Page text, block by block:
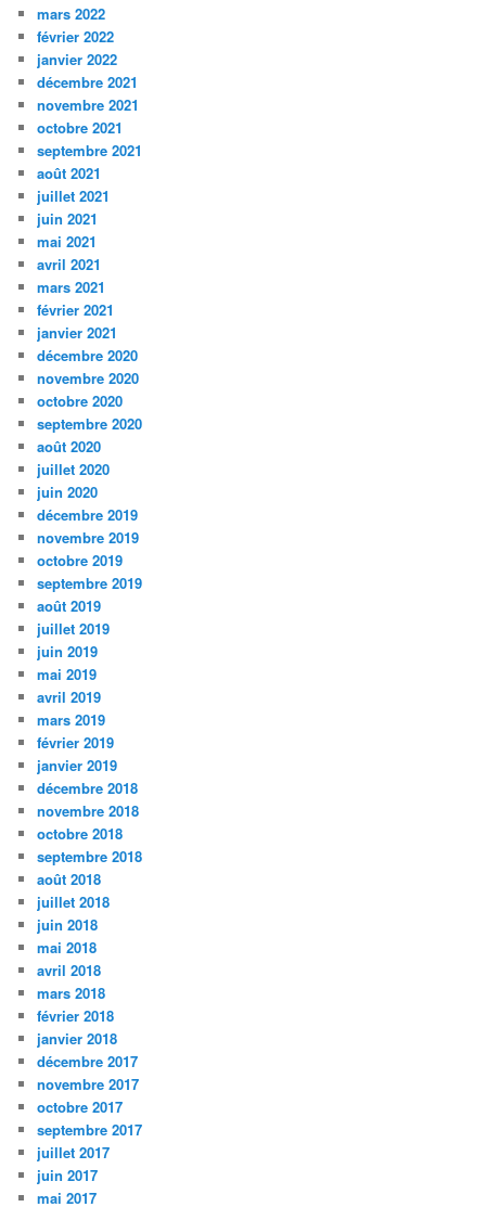
mars 2022
février 2022
janvier 2022
décembre 2021
novembre 2021
octobre 2021
septembre 2021
août 2021
juillet 2021
juin 2021
mai 2021
avril 2021
mars 2021
février 2021
janvier 2021
décembre 2020
novembre 2020
octobre 2020
septembre 2020
août 2020
juillet 2020
juin 2020
décembre 2019
novembre 2019
octobre 2019
septembre 2019
août 2019
juillet 2019
juin 2019
mai 2019
avril 2019
mars 2019
février 2019
janvier 2019
décembre 2018
novembre 2018
octobre 2018
septembre 2018
août 2018
juillet 2018
juin 2018
mai 2018
avril 2018
mars 2018
février 2018
janvier 2018
décembre 2017
novembre 2017
octobre 2017
septembre 2017
juillet 2017
juin 2017
mai 2017